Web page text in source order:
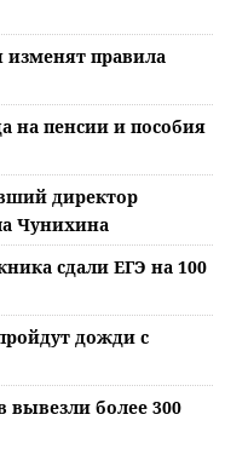
изменят правила
на пенсии и пособия
директор
Чунихина
сдали ЕГЭ на 100
дожди с
вывезли более 300